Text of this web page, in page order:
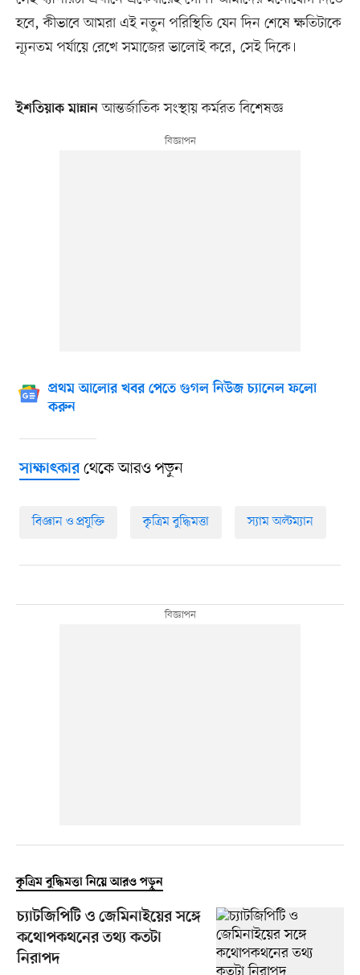
হবে, কীভাবে আমরা এই নতুন পরিস্থিতি যেন দিন শেষে ক্ষতিটাকে
ন্যূনতম পর্যায়ে রেখে সমাজের ভালোই করে, সেই দিকে।
ইশতিয়াক মান্নানআন্তর্জাতিক সংস্থায় কর্মরত বিশেষজ্ঞ
প্রথম আলোর খবর পেতে গুগল নিউজ চ্যানেল ফলো
করুন
সাক্ষাৎকারথেকে আরও পড়ুন
বিজ্ঞান ও প্রযুক্তি কৃত্রিম বুদ্ধিমত্তা স্যাম অল্টম্যান
কৃত্রিম বুদ্ধিমত্তা নিয়ে আরও পড়ুন
চ্যাটজিপিটি ও জেমিনাইয়ের সঙ্গে
কথোপকথনের তথ্য কতটা
নিরাপদ